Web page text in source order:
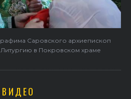
Саровского архиепископ
в Покровском храме
ВИДЕО